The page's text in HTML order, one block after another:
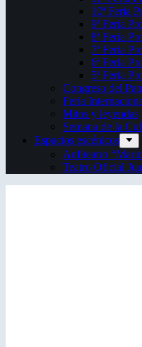
10ª Feria
9ª Feria
8ª Feria
7ª Feria
6ª Feria
5ª Feria
Congreso del
Feria
Mitos y leyendas
Semana de la
Espacios escénicos
Anfiteatro
Teatro Oficial